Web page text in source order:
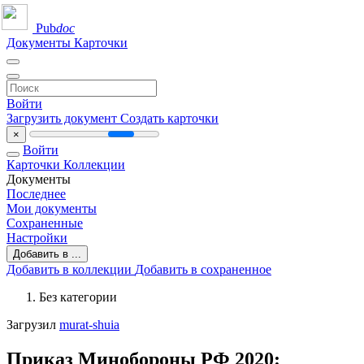
Pubdoc
Документы Карточки
Войти
Загрузить документ Создать карточки
×
Войти
Карточки Коллекции
Документы
Последнее
Мои документы
Сохраненные
Настройки
Добавить в ...
Добавить в коллекции Добавить в сохраненное
Без категории
Загрузил murat-shuia
Приказ Минобороны РФ 2020: